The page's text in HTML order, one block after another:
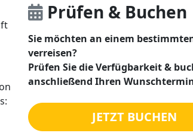
Prüfen & Buchen
Sie möchten an einem
verreisen?
Prüfen Sie die Verfügbarkeit &
anschließend Ihren
JETZT BUCHEN